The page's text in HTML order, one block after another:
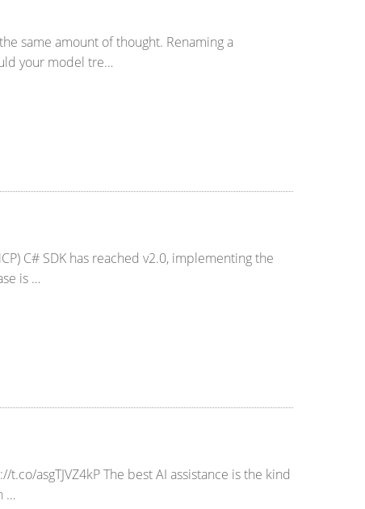
same amount of thought. Renaming a
your model tre…
C# SDK has reached v2.0, implementing the
is …
asgTJVZ4kP The best AI assistance is the kind
…